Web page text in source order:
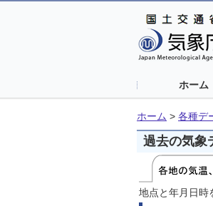
ホーム
ホーム > 各種デ
過去の気象
地点と年月日時